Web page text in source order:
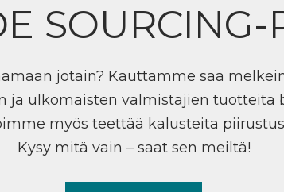
SOURCING-
jotain? Kauttamme saa
ja ulkomaisten valmistajien tuotteita
myös teettää kalusteita
Kysy mitä vain – saat sen meiltä!